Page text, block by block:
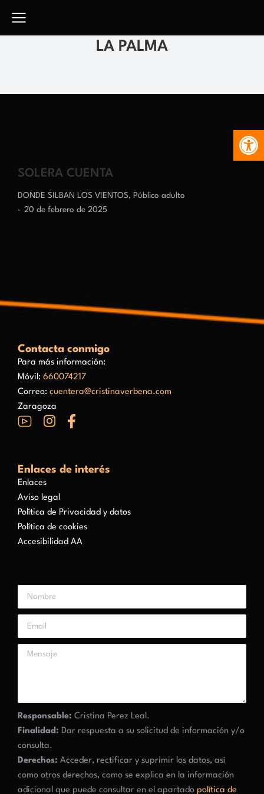
LA PALMA
SOLERA CUENTA
DONDE SILBAN LOS VIENTOS, Público adulto
20 de febrero de 2025
Contacta conmigo
Para más información:
Móvil: 660074217
Correo: cuentera@cristinaverbena.com
Zaragoza
Enlaces de interés
Enlaces
Aviso legal
Política de Privacidad y datos
Política de cookies
Accesibilidad AA
Responsable: Cristina Perez Leal.
Finalidad: Dar respuesta a su solicitud de información y/o
consulta.
Derechos: Acceder, rectificar y suprimir los datos, así
como otros derechos, como se explica en la información
adicional que puede consultar en el apartado política de